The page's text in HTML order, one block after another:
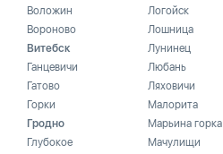
Воложин
Вороново
Витебск
Ганцевичи
Гатово
Горки
Гродно
Глубокое
Логойск
Лошница
Лунинец
Любань
Ляховичи
Малорита
Марьина горка
Мачулищи